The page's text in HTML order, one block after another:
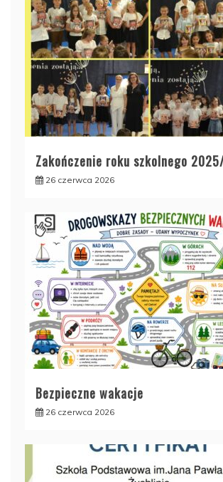
Zakończenie roku szkolnego
26 czerwca 2026
Bezpieczne wakacje
26 czerwca 2026